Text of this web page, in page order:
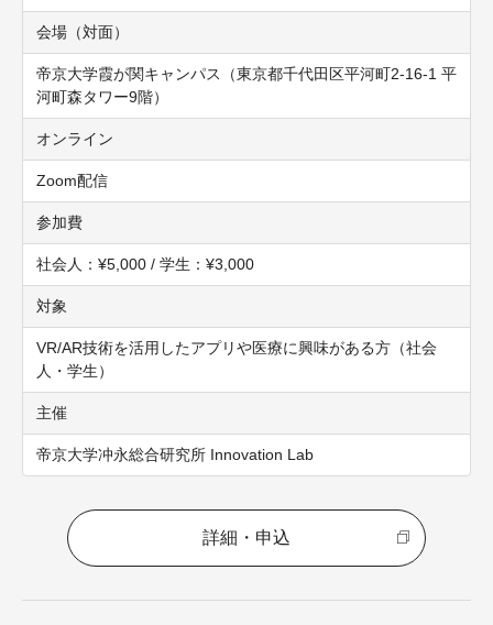
会場（対面）
帝京大学霞が関キャンパス（東京都千代田区平河町2-16-1 平
河町森タワー9階）
オンライン
Zoom配信
参加費
社会人：¥5,000 / 学生：¥3,000
対象
VR/AR技術を活用したアプリや医療に興味がある方（社会
人・学生）
主催
帝京大学冲永総合研究所 Innovation Lab
詳細・申込